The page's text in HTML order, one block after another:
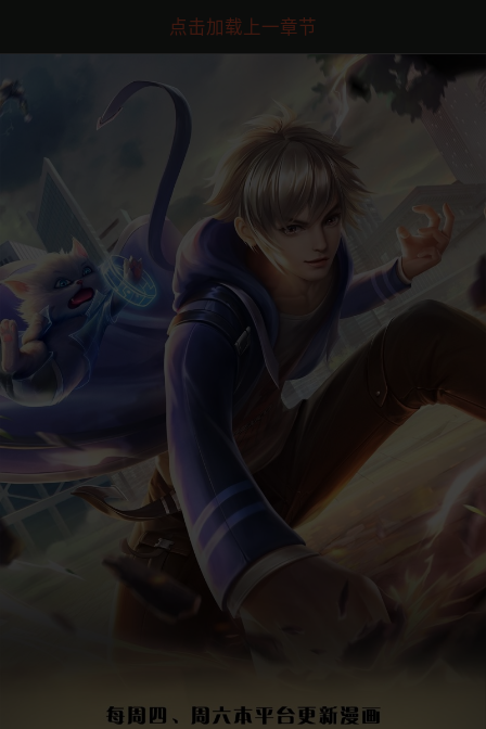
点击加载上一章节